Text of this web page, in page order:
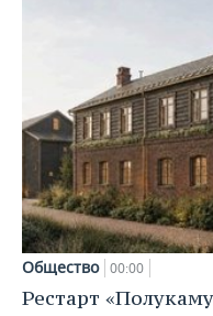
Общество 00:00
Рестарт